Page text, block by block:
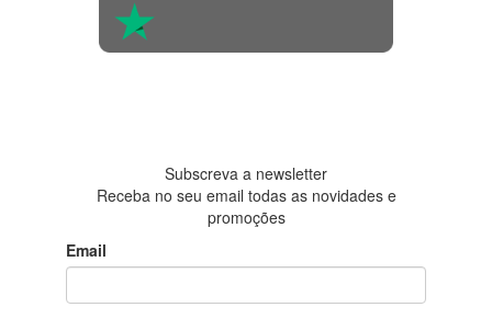
Subscreva a newsletter
Receba no seu email todas as novidades e
promoções
Email